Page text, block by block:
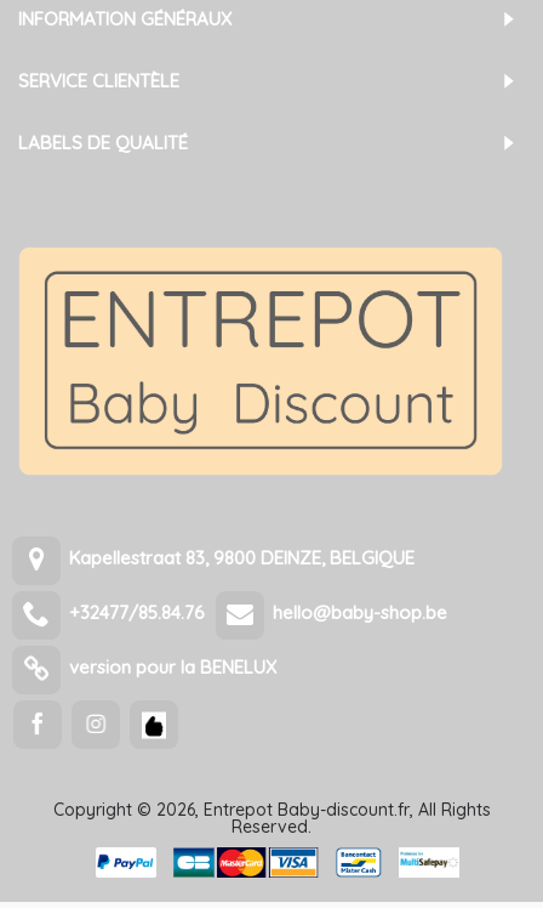
INFORMATION GÉNÉRAUX
SERVICE CLIENTÈLE
LABELS DE QUALITÉ
Kapellestraat 83, 9800 DEINZE, BELGIQUE
+32477/85.84.76 hello@baby-shop.be
version pour la BENELUX
Copyright © 2026, Entrepot Baby-discount.fr, All Rights
Reserved.